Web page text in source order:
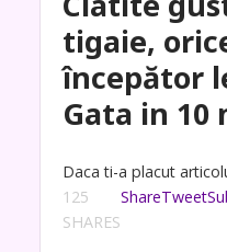
tigaie,
începător
Gata in 10
Daca ti-a placut
125
SHARES
ShareTweet